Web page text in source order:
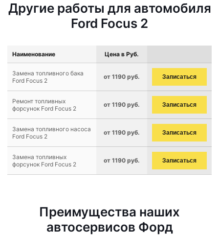
Другие работы для автомобиля
Ford Focus 2
Наименование Цена в Руб.
Замена топливного бака
Ford Focus 2
от 1190 руб. Записаться
Ремонт топливных
форсунок Ford Focus 2
от 1190 руб. Записаться
Замена топливного насоса
Ford Focus 2
от 1190 руб. Записаться
Замена топливных
форсунок Ford Focus 2
от 1190 руб. Записаться
Преимущества наших
автосервисов Форд